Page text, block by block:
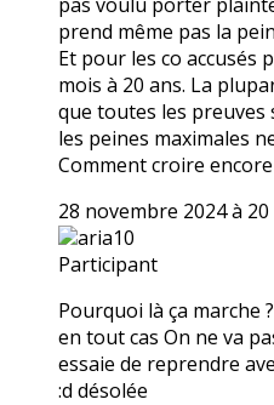
prend même pas la
Et pour les co accusés
mois à 20 ans. La
que toutes les
les peines maximales
Comment croire
28 novembre 2024 à
aria10
Participant
Pourquoi là ça marche ?
en tout cas On ne va
essaie de reprendre
:d désolée